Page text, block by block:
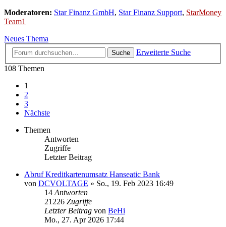
Moderatoren: Star Finanz GmbH, Star Finanz Support, StarMoney
Team1
Neues Thema
Suche
Erweiterte Suche
108 Themen
1
2
3
Nächste
Themen
Antworten
Zugriffe
Letzter Beitrag
Abruf Kreditkartenumsatz Hanseatic Bank
von DCVOLTAGE » So., 19. Feb 2023 16:49
14 Antworten
21226 Zugriffe
Letzter Beitrag von BeHi
Mo., 27. Apr 2026 17:44